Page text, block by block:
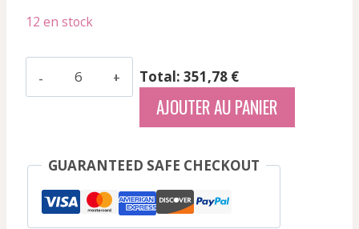
12 en stock
Monthelie
Blc
Les
Total: 351,78 €
AJOUTER AU PANIER
GUARANTEED SAFE CHECKOUT